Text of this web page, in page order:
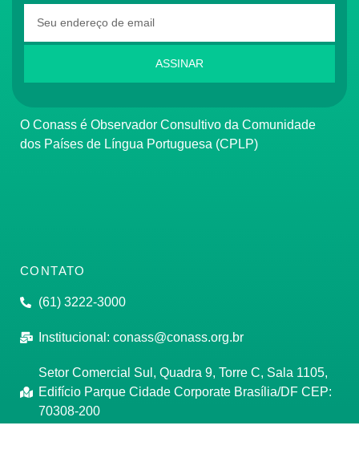
ASSINAR
O Conass é Observador Consultivo da Comunidade
dos Países de Língua Portuguesa (CPLP)
CONTATO
(61) 3222-3000
Institucional: conass@conass.org.br
Setor Comercial Sul, Quadra 9, Torre C, Sala 1105,
Edifício Parque Cidade Corporate Brasília/DF CEP:
70308-200